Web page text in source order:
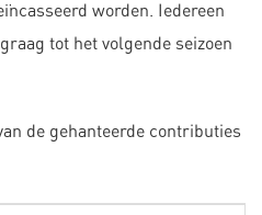
worden. Iedereen
tot het volgende seizoen
de gehanteerde contributies